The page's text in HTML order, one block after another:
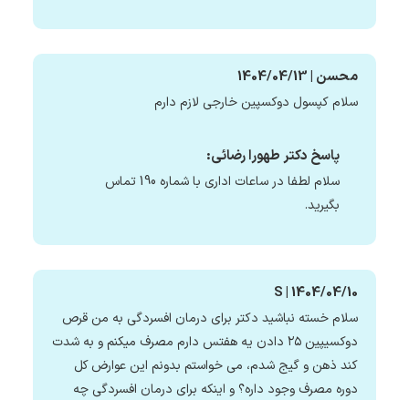
محسن | 1404/04/13
سلام کپسول دوکسپین خارجی لازم دارم
پاسخ دکتر طهورا رضائی:
سلام لطفا در ساعات اداری با شماره 190 تماس
بگیرید.
S | 1404/04/10
سلام خسته نباشید دکتر برای درمان افسردگی به من قرص
دوکسیپین ۲۵ دادن یه هفتس دارم مصرف میکنم و به شدت
کند ذهن و گیج شدم، می خواستم بدونم این عوارض کل
دوره مصرف وجود داره؟ و اینکه برای درمان افسردگی چه